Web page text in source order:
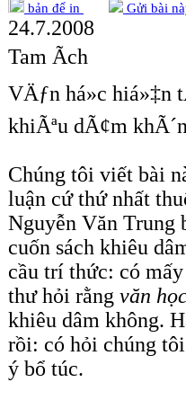
bản để in Gửi bài
24.7.2008
Tam Ãch
VÄƒn há»c hiá»‡n
khiÃªu dÃ¢m
Chúng tôi viết bài
luận cứ thứ nhất
Nguyễn Văn Trung
cuốn sách khiêu
cầu trí thức: có
thư hỏi rằng văn
khiêu dâm không.
rồi: có hỏi chúng
ý bổ túc.